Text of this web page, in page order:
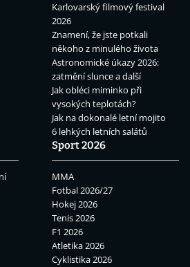
Karlovarský filmový festival
2026
Znamení, že jste potkali
někoho z minulého života
Astronomické úkazy 2026:
zatmění slunce a další
Jak obléci miminko při
vysokých teplotách?
Jak na dokonalé letní mojito
6 lehkých letních salátů
Sport 2026
MMA
Fotbal 2026/27
Hokej 2026
Tenis 2026
F1 2026
Atletika 2026
Cyklistika 2026